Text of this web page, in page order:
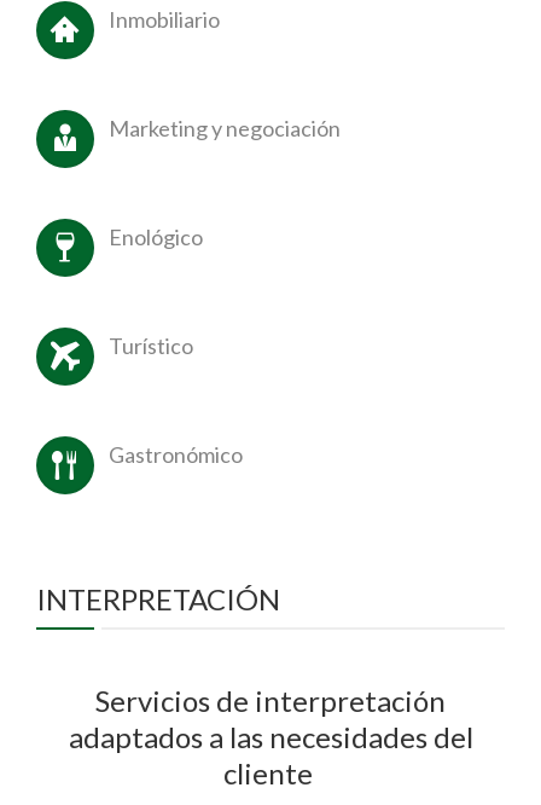
Inmobiliario
Marketing y negociación
Enológico
Turístico
Gastronómico
INTERPRETACIÓN
Servicios de interpretación
adaptados a las necesidades del
cliente